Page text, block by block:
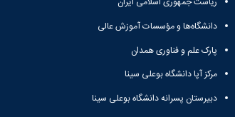
دانشگاه‌ها و مؤسسات آموزش عالی
پارک علم و فناوری همدان
مرکز آپا دانشگاه بوعلی سینا
دبیرستان پسرانه دانشگاه بوعلی سینا